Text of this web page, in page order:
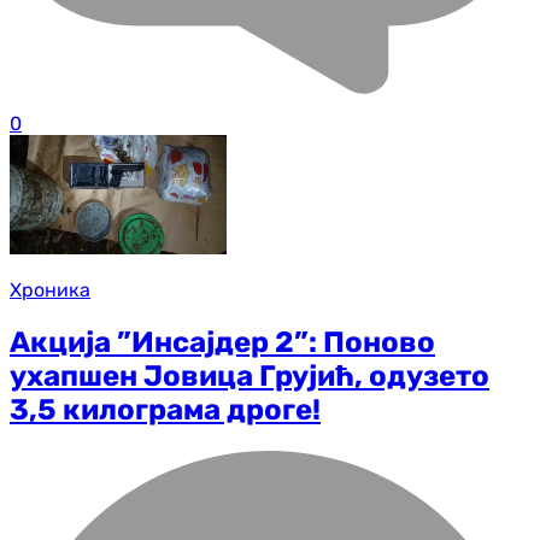
0
Хроника
Акција ”Инсајдер 2”: Поново
ухапшен Јовица Грујић, одузето
3,5 килограма дроге!